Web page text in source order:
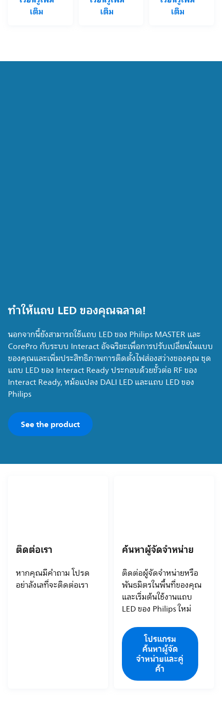
เติม
เติม
เติม
ทำให้แถบ LED ของคุณฉลาด!
นอกจากนี้ยังสามารถใช้แถบ LED ของ Philips MASTER และ
CorePro กับระบบ Interact อัจฉริยะเพื่อการปรับเปลี่ยนในแบบ
ของคุณและเพิ่มประสิทธิภาพการติดตั้งไฟส่องสว่างของคุณ ชุด
แถบ LED ของ Interact Ready ประกอบด้วยขั้วต่อ RF ของ
Interact Ready, หม้อแปลง DALI LED และแถบ LED ของ
Philips
See the product
ติดต่อเรา
หากคุณมีคำถาม โปรด
อย่าลังเลที่จะติดต่อเรา
ค้นหาผู้จัดจำหน่าย
ติดต่อผู้จัดจำหน่ายหรือ
พันธมิตรในพื้นที่ของคุณ
และเริ่มต้นใช้งานแถบ
LED ของ Philips ใหม่
โปรแกรม
ค้นหาผู้จัด
จำหน่ายและคู่
ค้า